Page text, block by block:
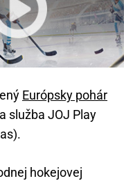
Európsky pohár
služba JOJ Play
hokejovej